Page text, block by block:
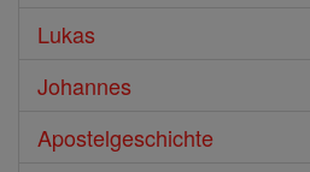
Lukas
Johannes
Apostelgeschichte